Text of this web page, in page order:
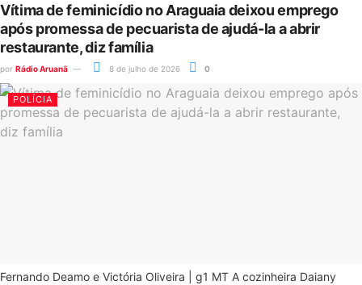
Vítima de feminicídio no Araguaia deixou emprego
após promessa de pecuarista de ajudá-la a abrir
restaurante, diz família
por Rádio Aruanã 8 de julho de 2026 0
POLÍCIA
Fernando Deamo e Victória Oliveira | g1 MT A cozinheira Daiany